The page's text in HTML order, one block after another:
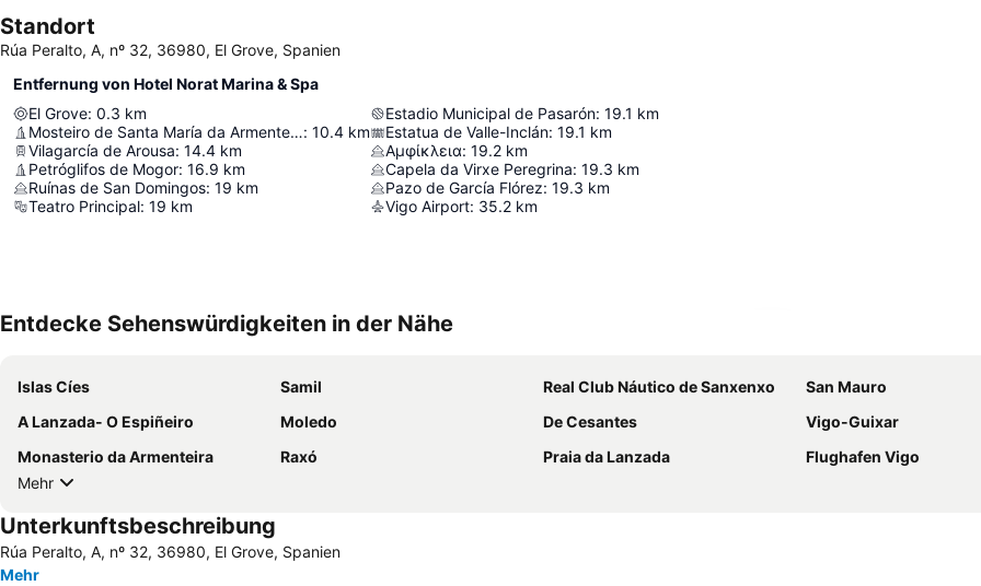
Standort
Rúa Peralto, A, nº 32, 36980, El Grove, Spanien
Entfernung von Hotel Norat Marina & Spa
El Grove: 0.3 km
Mosteiro de Santa María da Armenteira: 10.4 km
Vilagarcía de Arousa: 14.4 km
Petróglifos de Mogor: 16.9 km
Ruínas de San Domingos: 19 km
Teatro Principal: 19 km
Estadio Municipal de Pasarón: 19.1 km
Estatua de Valle-Inclán: 19.1 km
Αμφίκλεια: 19.2 km
Capela da Virxe Peregrina: 19.3 km
Pazo de García Flórez: 19.3 km
Vigo Airport: 35.2 km
Entdecke Sehenswürdigkeiten in der Nähe
Islas Cíes Samil Real Club Náutico de Sanxenxo
San Mauro
A Lanzada- O Espiñeiro
Moledo De Cesantes
Vigo-Guixar
Monasterio da Armenteira
Raxó Praia da Lanzada
Flughafen Vigo
Mehr
Unterkunftsbeschreibung
Rúa Peralto, A, nº 32, 36980, El Grove, Spanien
Mehr